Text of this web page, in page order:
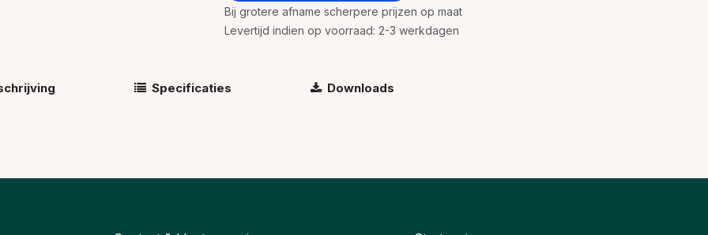
Bij grotere afname scherpere prijzen op maat
Levertijd indien op voorraad: 2-3 werkdagen
Specificaties Downloads